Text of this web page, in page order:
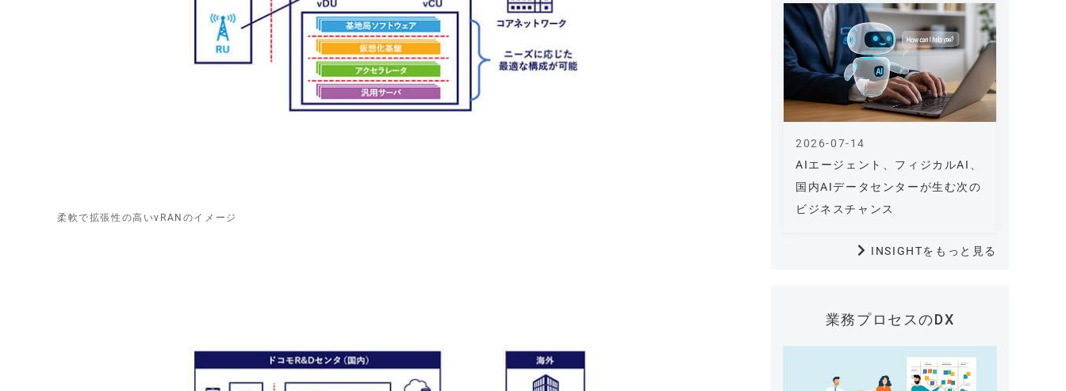
柔軟で拡張性の高いvRANのイメージ
AIエージェント、フィジカルAI、
国内AIデータセンターが生む次の
ビジネスチャンス
2026-07-14
INSIGHTをもっと見る
業務プロセスのDX